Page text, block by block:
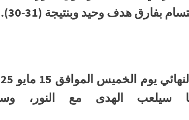
بفارق هدف وحيد وبنتيجة (31-30).
سيلعب الهدى مع النور،